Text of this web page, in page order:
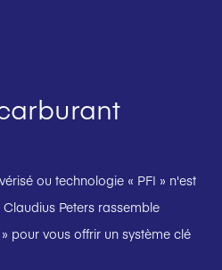
ou technologie « PFI » n'est
Peters rassemble
pour vous offrir un système clé